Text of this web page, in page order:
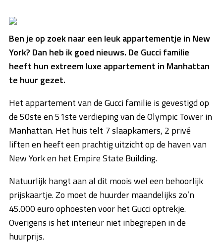
Ben je op zoek naar een leuk appartementje in New
York? Dan heb ik goed nieuws. De Gucci familie
heeft hun extreem luxe appartement in Manhattan
te huur gezet.
Het appartement van de Gucci familie is gevestigd op
de 50ste en 51ste verdieping van de Olympic Tower in
Manhattan. Het huis telt 7 slaapkamers, 2 privé
liften en heeft een prachtig uitzicht op de haven van
New York en het Empire State Building.
Natuurlijk hangt aan al dit moois wel een behoorlijk
prijskaartje. Zo moet de huurder maandelijks zo’n
45.000 euro ophoesten voor het Gucci optrekje.
Overigens is het interieur niet inbegrepen in de
huurprijs.